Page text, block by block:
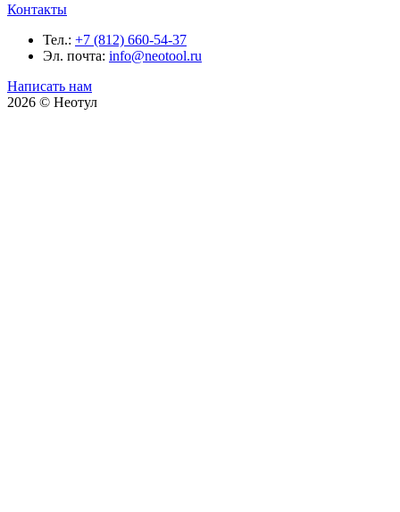
Контакты
Тел.: +7 (812) 660-54-37
Эл. почта: info@neotool.ru
Написать нам
2026 © Неотул